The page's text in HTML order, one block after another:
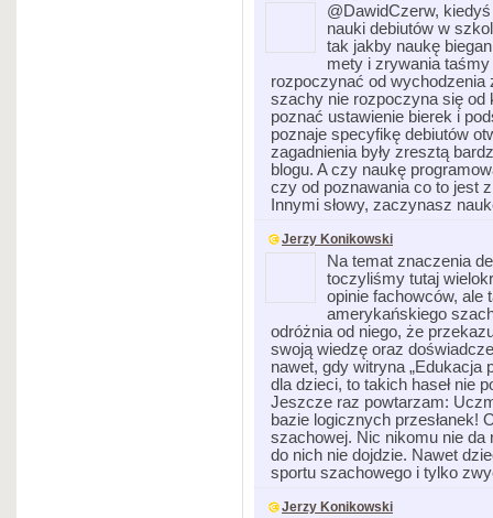
@DawidCzerw,
nauki debiutów w
tak jakby naukę
mety i zrywania taśmy
rozpoczynać od wychodzenia
szachy nie rozpoczyna się
poznać ustawienie bierek i
poznaje specyfikę debiutów
zagadnienia były zresztą
blogu. A czy naukę
czy od poznawania co to jest
Innymi słowy, zaczynasz
Jerzy Konikowski
Na temat znaczenia
toczyliśmy tutaj
opinie fachowców, ale
amerykańskiego
odróżnia od niego, że
swoją wiedzę oraz
nawet, gdy witryna „Edukacja
dla dzieci, to takich haseł nie
Jeszcze raz powtarzam:
bazie logicznych przesłanek!
szachowej. Nic nikomu nie da
do nich nie dojdzie. Nawet
sportu szachowego i tylko
Jerzy Konikowski